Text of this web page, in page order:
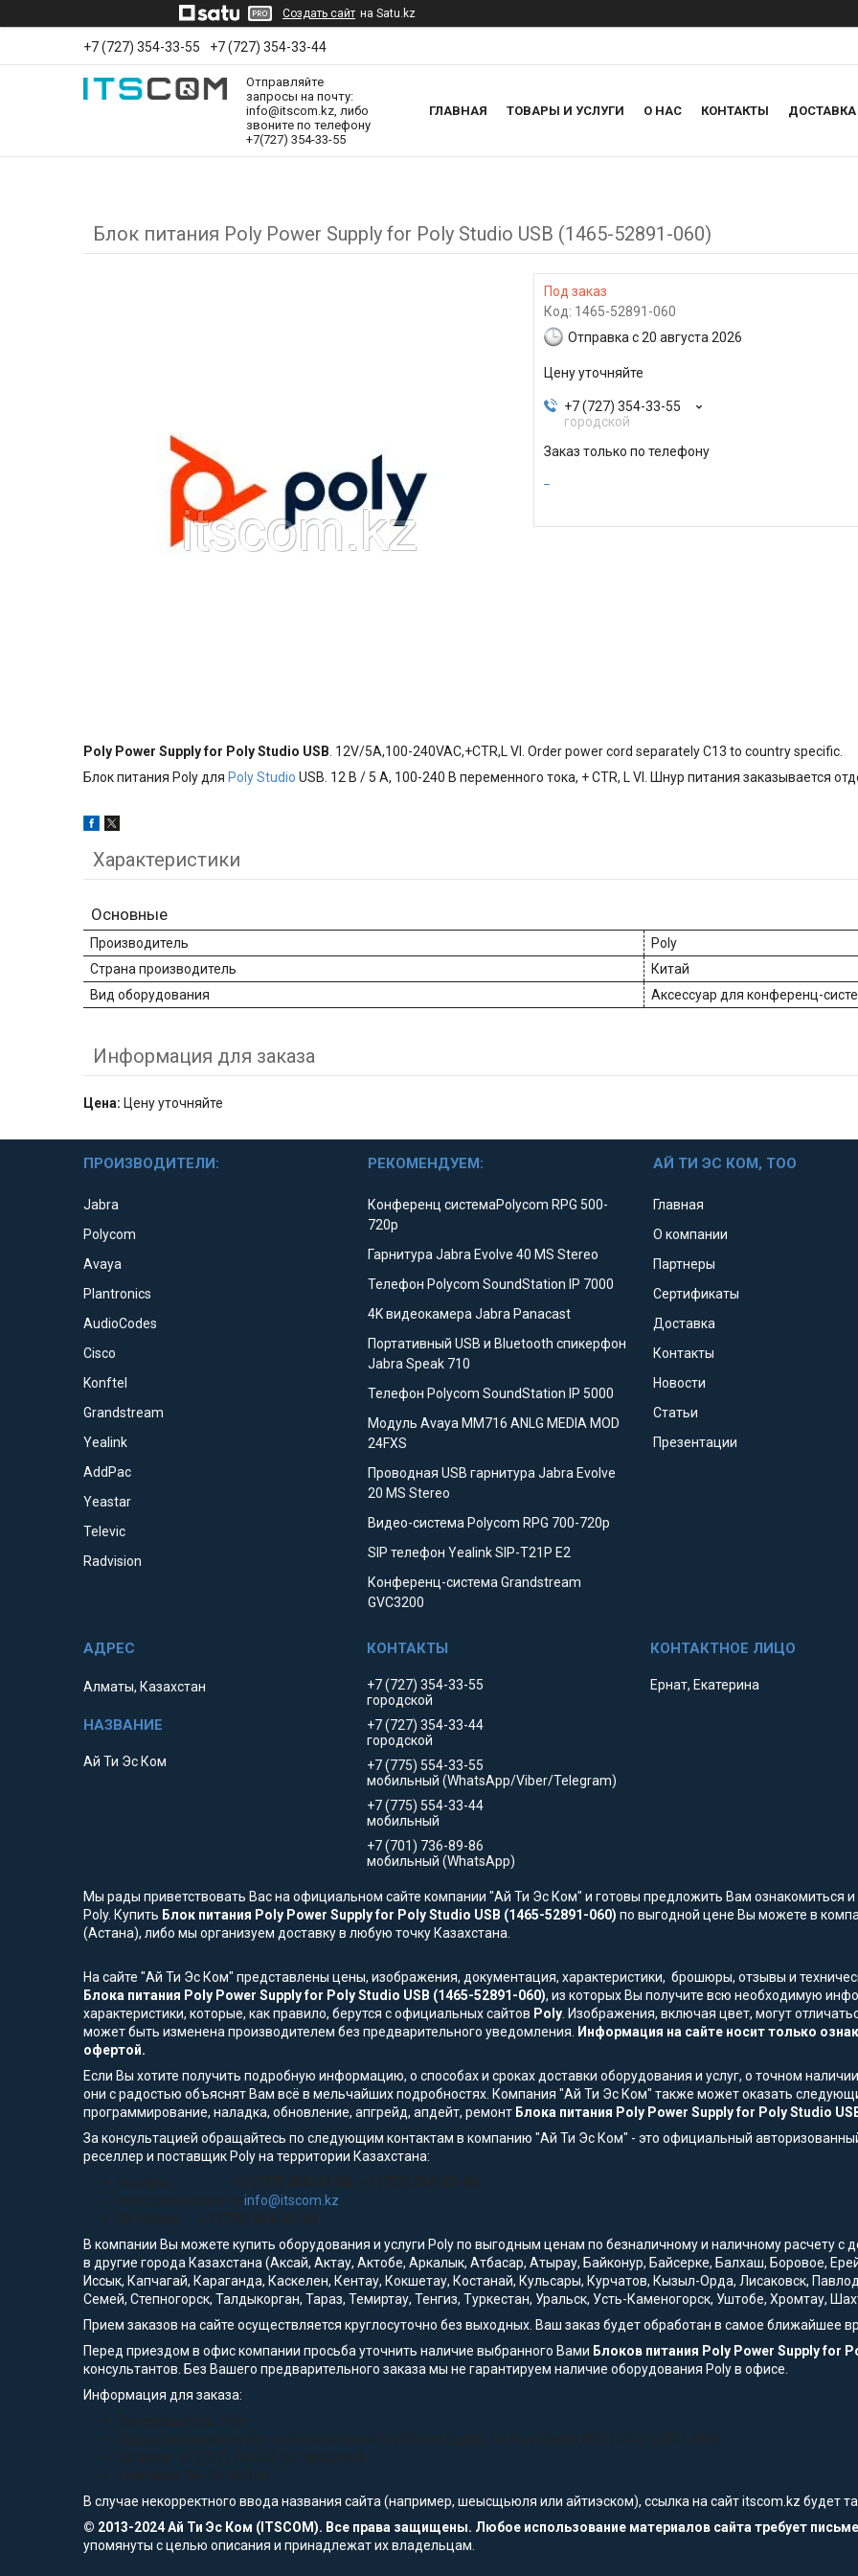
Создать сайт на Satu.kz
+7 (727) 354-33-55 +7 (727) 354-33-44
Отправляйте
запросы на почту:
info@itscom.kz, либо
звоните по телефону
+7(727) 354-33-55
ГЛАВНАЯ ТОВАРЫ И УСЛУГИ О НАС КОНТАКТЫ
Блок питания Poly Power Supply for Poly Studio USB (1465-52891-060)
Под заказ
Код: 1465-52891-060
Отправка с 20 августа 2026
Цену уточняйте
+7 (727) 354-33-55
городской
Заказ только по телефону
Poly Power Supply for Poly Studio USB. 12V/5A,100-240VAC,+CTR,L VI. Order power cord separately C13 to country specific.
Блок питания Poly для Poly Studio USB. 12 В / 5 А, 100-240 В переменного тока, + CTR, L VI. Шнур питания заказывается
Характеристики
Основные
Производитель
Poly
Страна производитель
Китай
Вид оборудования
Аксессуар для конференц-
Информация для заказа
Цена: Цену уточняйте
ПРОИЗВОДИТЕЛИ:
Jabra
Polycom
Avaya
Plantronics
AudioCodes
Cisco
Konftel
Grandstream
Yealink
AddPac
Yeastar
Televic
Radvision
РЕКОМЕНДУЕМ:
Конференц системаPolycom RPG 500-
720p
Гарнитура Jabra Evolve 40 MS Stereo
Телефон Polycom SoundStation IP 7000
4K видеокамера Jabra Panacast
Портативный USB и Bluetooth спикерфон
Jabra Speak 710
Телефон Polycom SoundStation IP 5000
Модуль Avaya MM716 ANLG MEDIA MOD
24FXS
Проводная USB гарнитура Jabra Evolve
20 MS Stereo
Видео-система Polycom RPG 700-720p
SIP телефон Yealink SIP-T21P E2
Конференц-система Grandstream
GVC3200
АЙ ТИ ЭС КОМ, ТОО
Главная
О компании
Партнеры
Сертификаты
Доставка
Контакты
Новости
Статьи
Презентации
Алматы, Казахстан
Ай Ти Эс Ком
+7 (727) 354-33-55
городской
+7 (727) 354-33-44
городской
+7 (775) 554-33-55
мобильный (WhatsApp/Viber/Telegram)
+7 (775) 554-33-44
мобильный
+7 (701) 736-89-86
мобильный (WhatsApp)
Ернат, Екатерина
Мы рады приветствовать Вас на официальном сайте компании "Ай Ти Эс Ком" и готовы предложить Вам ознакомиться и
Poly. Купить Блок питания Poly Power Supply for Poly Studio USB (1465-52891-060) по выгодной цене Вы можете в
(Астана), либо мы организуем доставку в любую точку Казахстана.
На сайте "Ай Ти Эс Ком" представлены цены, изображения, документация, характеристики, брошюры, отзывы и
Блока питания Poly Power Supply for Poly Studio USB (1465-52891-060), из которых Вы получите всю необходимую
характеристики, которые, как правило, берутся с официальных сайтов Poly. Изображения, включая цвет, могут
может быть изменена производителем без предварительного уведомления. Информация на сайте носит только
офертой.
Если Вы хотите получить подробную информацию, о способах и сроках доставки оборудования и услуг, о точном
они с радостью объяснят Вам всё в мельчайших подробностях. Компания "Ай Ти Эс Ком" также может оказать
программирование, наладка, обновление, апгрейд, апдейт, ремонт Блока питания Poly Power Supply for Poly Studio
За консультацией обращайтесь по следующим контактам в компанию "Ай Ти Эс Ком" - это официальный
реселлер и поставщик Poly на территории Казахстана:
телефон:
+7 (727) 354-33-55; +7 (727) 354-33-44
электронная почта: info@itscom.kz
WhatsApp: +7 (775) 554-33-55
В компании Вы можете купить оборудования и услуги Poly по выгодным ценам по безналичному и наличному расчету с
в другие города Казахстана (Аксай, Актау, Актобе, Аркалык, Атбасар, Атырау, Байконур, Байсерке, Балхаш, Боровое,
Иссык, Капчагай, Караганда, Каскелен, Кентау, Кокшетау, Костанай, Кульсары, Курчатов, Кызыл-Орда, Лисаковск,
Семей, Степногорск, Талдыкорган, Тараз, Темиртау, Тенгиз, Туркестан, Уральск, Усть-Каменогорск, Уштобе, Хромтау,
Прием заказов на сайте осуществляется круглосуточно без выходных. Ваш заказ будет обработан в самое ближайшее
Перед приездом в офис компании просьба уточнить наличие выбранного Вами Блоков питания Poly Power Supply for
консультантов. Без Вашего предварительного заказа мы не гарантируем наличие оборудования Poly в офисе.
Информация для заказа:
Производитель: Poly
Оборудование или услуга: Блок питания Poly Power Supply for Poly Studio USB (1465-52891-060)
Телефон: +7 (727) 354-33-55 городской
Компания "Ай Ти Эс Ком"
В случае некорректного ввода названия сайта (например, шеысщьюля или айтиэском), ссылка на сайт itscom.kz будет
© 2013-2024 Ай Ти Эс Ком (ITSCOM). Все права защищены. Любое использование материалов сайта требует
упомянуты с целью описания и принадлежат их владельцам.